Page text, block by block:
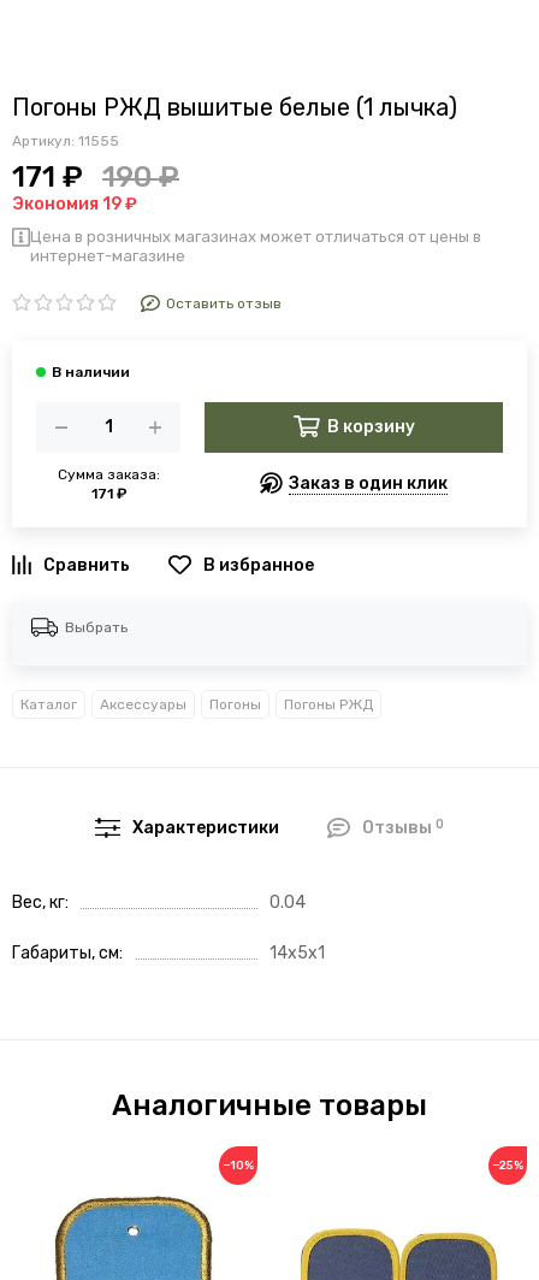
Погоны РЖД вышитые белые (1 лычка)
Артикул: 11555
171 ₽ 190 ₽
Экономия 19 ₽
Цена в розничных магазинах может отличаться от цены в
интернет-магазине
Оставить отзыв
Сумма заказа:
171 ₽
В корзину
Заказ в один клик
В избранное
Выбрать
Каталог Аксессуары Погоны Погоны РЖД
Характеристики Отзывы 0
Вес, кг 0.04
Габариты, см 14x5x1
Аналогичные товары
−10% −25%